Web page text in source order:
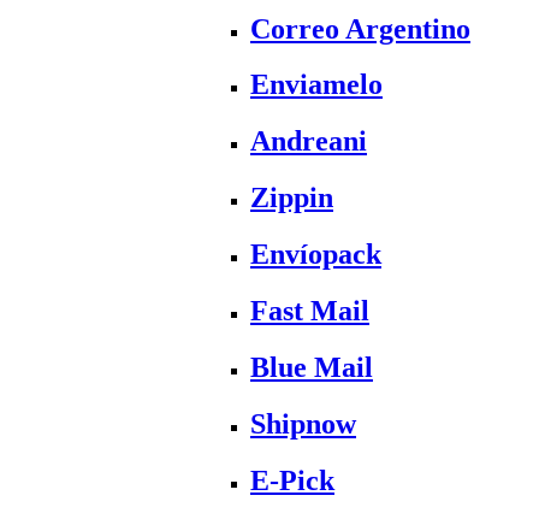
Correo Argentino
Enviamelo
Andreani
Zippin
Envíopack
Fast Mail
Blue Mail
Shipnow
E-Pick